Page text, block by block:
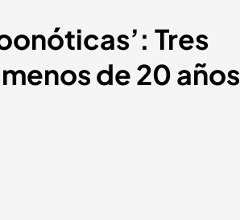
Tres
de 20 años